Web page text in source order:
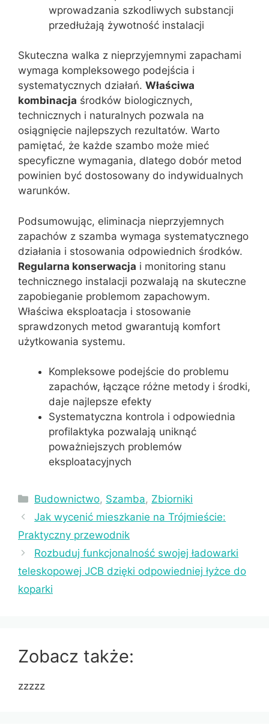
wprowadzania szkodliwych substancji
przedłużają żywotność instalacji
Skuteczna walka z nieprzyjemnymi zapachami
wymaga kompleksowego podejścia i
systematycznych działań. Właściwa
kombinacja środków biologicznych,
technicznych i naturalnych pozwala na
osiągnięcie najlepszych rezultatów. Warto
pamiętać, że każde szambo może mieć
specyficzne wymagania, dlatego dobór metod
powinien być dostosowany do indywidualnych
warunków.
Podsumowując, eliminacja nieprzyjemnych
zapachów z szamba wymaga systematycznego
działania i stosowania odpowiednich środków.
Regularna konserwacja i monitoring stanu
technicznego instalacji pozwalają na skuteczne
zapobieganie problemom zapachowym.
Właściwa eksploatacja i stosowanie
sprawdzonych metod gwarantują komfort
użytkowania systemu.
Kompleksowe podejście do problemu
zapachów, łączące różne metody i środki,
daje najlepsze efekty
Systematyczna kontrola i odpowiednia
profilaktyka pozwalają uniknąć
poważniejszych problemów
eksploatacyjnych
Kategorie
Budownictwo, Szamba, Zbiorniki
Jak wycenić mieszkanie na Trójmieście:
Praktyczny przewodnik
Rozbuduj funkcjonalność swojej ładowarki
teleskopowej JCB dzięki odpowiedniej łyżce do
koparki
Zobacz także:
zzzzz